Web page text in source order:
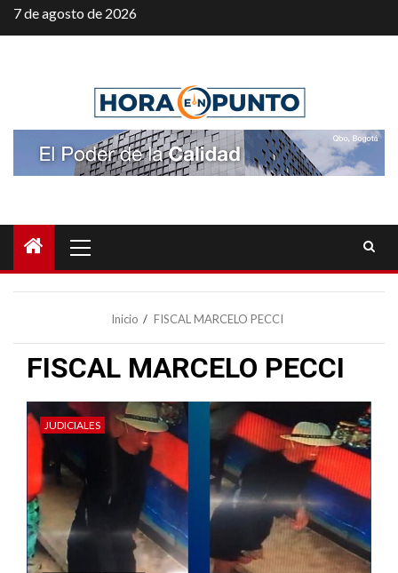
Saltar
al
7 de agosto de 2026
principal
Inicio FISCAL MARCELO PECCI
FISCAL MARCELO PECCI
JUDICIALES